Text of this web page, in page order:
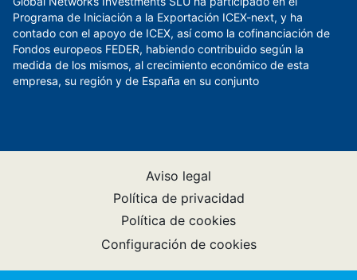
Programa de Iniciación a la Exportación ICEX-next, y ha
contado con el apoyo de ICEX, así como la cofinanciación de
Fondos europeos FEDER, habiendo contribuido según la
medida de los mismos, al crecimiento económico de esta
empresa, su región y de España en su conjunto
Aviso legal
Política de privacidad
Política de cookies
Configuración de cookies